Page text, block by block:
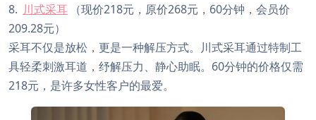
8. 川式采耳 （现价218元，原价268元，60分钟，会员价
209.28元）
采耳不仅是放松，更是一种解压方式。川式采耳通过特制工
具轻柔刺激耳道，纾解压力、静心助眠。60分钟的价格仅需
218元，是许多女性客户的最爱。